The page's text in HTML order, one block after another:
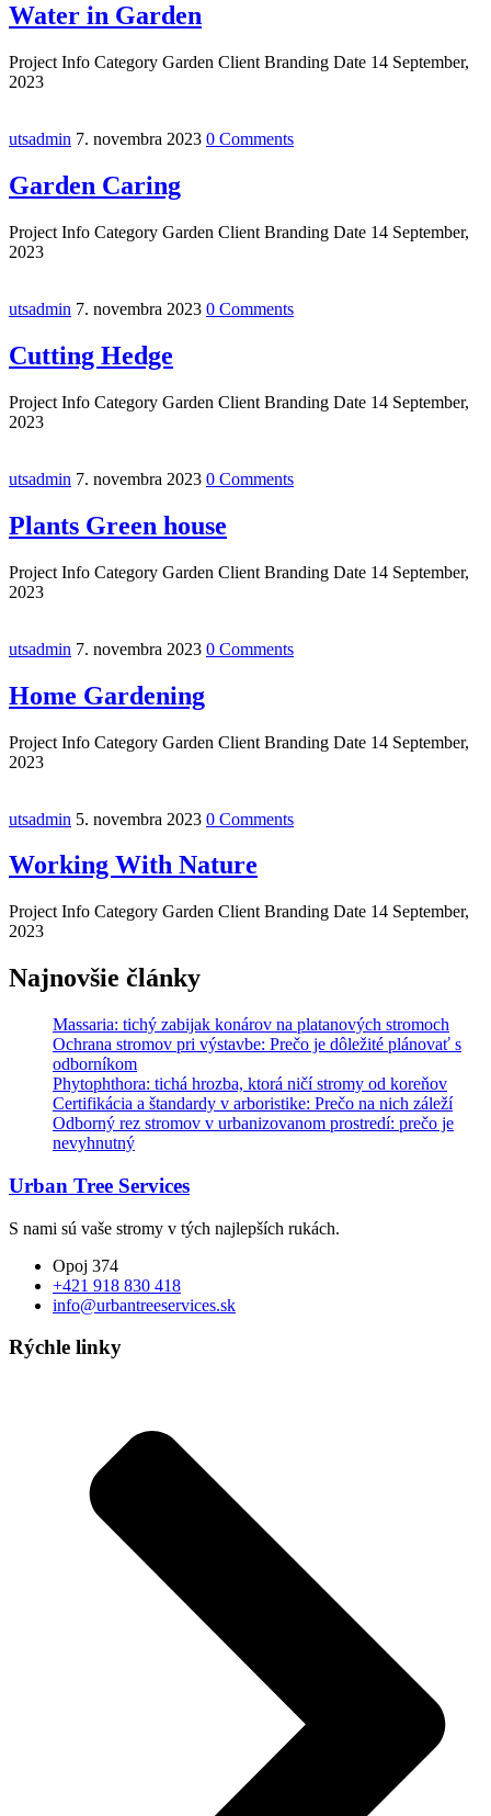
Water in Garden
Project Info Category Garden Client Branding Date 14 September,
2023
utsadmin 7. novembra 2023 0 Comments
Garden Caring
Project Info Category Garden Client Branding Date 14 September,
2023
utsadmin 7. novembra 2023 0 Comments
Cutting Hedge
Project Info Category Garden Client Branding Date 14 September,
2023
utsadmin 7. novembra 2023 0 Comments
Plants Green house
Project Info Category Garden Client Branding Date 14 September,
2023
utsadmin 7. novembra 2023 0 Comments
Home Gardening
Project Info Category Garden Client Branding Date 14 September,
2023
utsadmin 5. novembra 2023 0 Comments
Working With Nature
Project Info Category Garden Client Branding Date 14 September,
2023
Najnovšie články
Massaria: tichý zabijak konárov na platanových stromoch
Ochrana stromov pri výstavbe: Prečo je dôležité plánovať s
odborníkom
Phytophthora: tichá hrozba, ktorá ničí stromy od koreňov
Certifikácia a štandardy v arboristike: Prečo na nich záleží
Odborný rez stromov v urbanizovanom prostredí: prečo je
nevyhnutný
Urban Tree Services
S nami sú vaše stromy v tých najlepších rukách.
Opoj 374
+421 918 830 418
info@urbantreeservices.sk
Rýchle linky